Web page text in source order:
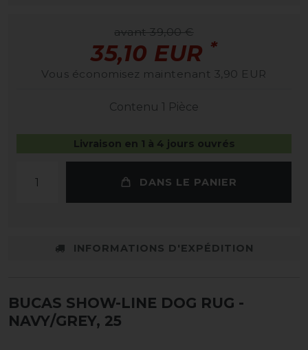
avant 39,00 €
35,10 EUR *
Vous économisez maintenant 3,90 EUR
Contenu 1 Pièce
Livraison en 1 à 4 jours ouvrés
DANS LE PANIER
INFORMATIONS D'EXPÉDITION
BUCAS SHOW-LINE DOG RUG -
NAVY/GREY, 25